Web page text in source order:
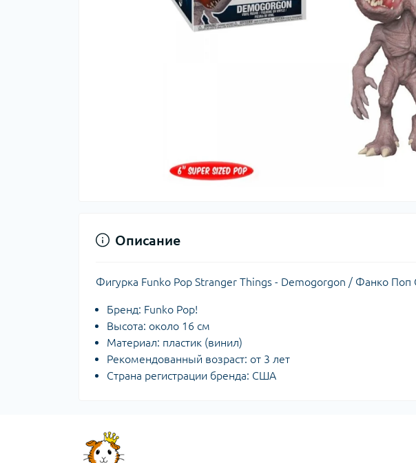
Описание
Фигурка Funko Pop Stranger Things - Demogorgon / Фанко
Бренд: Funko Pop!
Высота: около 16 см
Материал: пластик (винил)
Рекомендованный возраст: от 3 лет
Страна регистрации бренда: США